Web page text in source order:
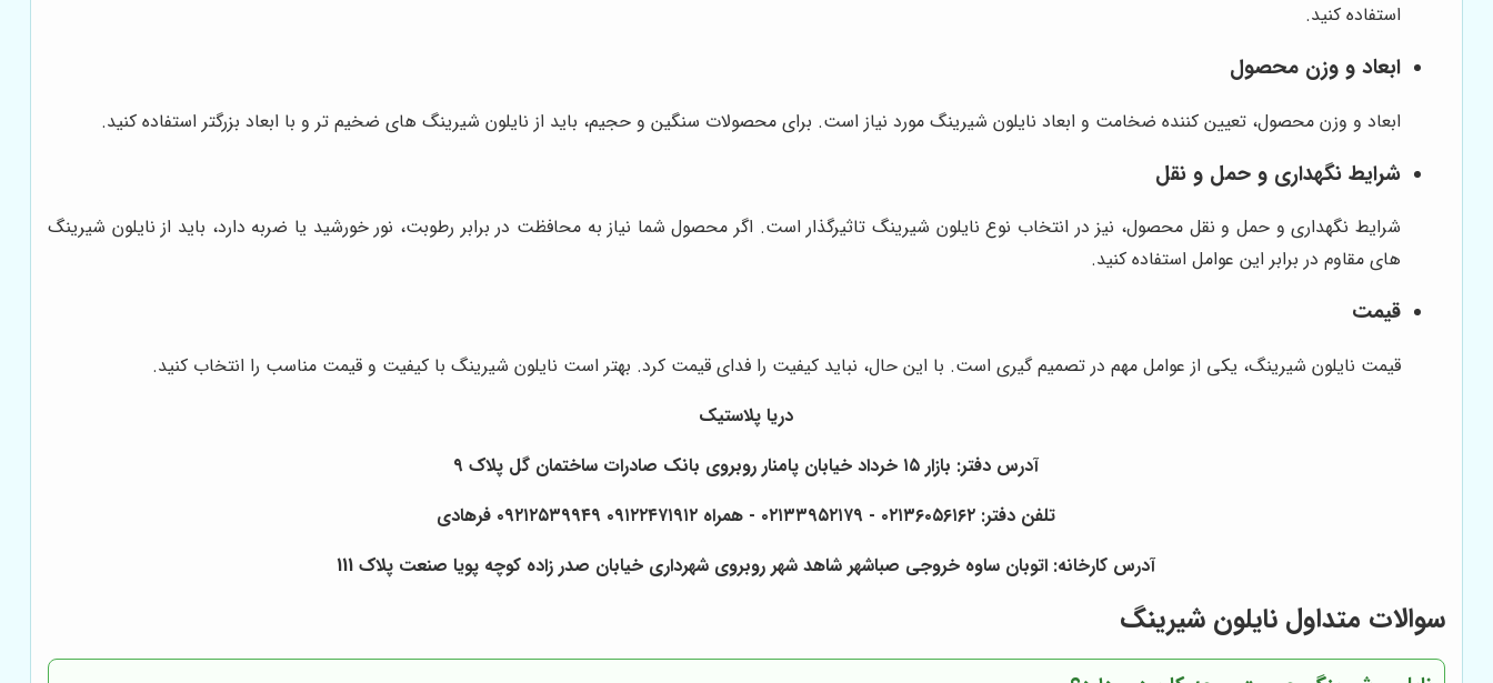
استفاده کنید.
ابعاد و وزن محصول
ابعاد و وزن محصول، تعیین کننده ضخامت و ابعاد نایلون شیرینگ مورد نیاز است. برای محصولات سنگین و حجیم، باید از نایلون شیرینگ های ضخیم تر و با ابعاد بزرگتر استفاده کنید.
شرایط نگهداری و حمل و نقل
شرایط نگهداری و حمل و نقل محصول، نیز در انتخاب نوع نایلون شیرینگ تاثیرگذار است. اگر محصول شما نیاز به محافظت در برابر رطوبت، نور خورشید یا ضربه دارد، باید از نایلون شیرینگ
های مقاوم در برابر این عوامل استفاده کنید.
قیمت
قیمت نایلون شیرینگ، یکی از عوامل مهم در تصمیم گیری است. با این حال، نباید کیفیت را فدای قیمت کرد. بهتر است نایلون شیرینگ با کیفیت و قیمت مناسب را انتخاب کنید.
دریا پلاستیک
آدرس دفتر: بازار ۱۵ خرداد خیابان پامنار روبروی بانک صادرات ساختمان گل پلاک ۹
تلفن دفتر: ۰۲۱۳۶۰۵۶۱۶۲ - ۰۲۱۳۳۹۵۲۱۷۹ - همراه ۰۹۱۲۲۴۷۱۹۱۲ ۰۹۲۱۲۵۳۹۹۴۹ فرهادی
آدرس کارخانه: اتوبان ساوه خروجی صباشهر شاهد شهر روبروی شهرداری خیابان صدر زاده کوچه پویا صنعت پلاک 111
سوالات متداول نایلون شیرینگ